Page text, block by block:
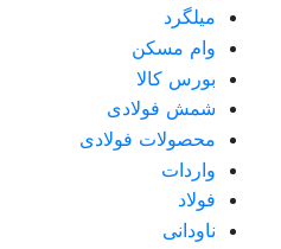
میلگرد
وام مسکن
بورس کالا
شمش فولادی
محصولات فولادی
واردات
فولاد
ناودانی